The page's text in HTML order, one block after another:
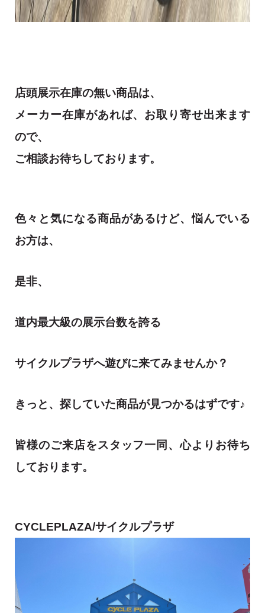
店頭展示在庫の無い商品は、
メーカー在庫があれば、お取り寄せ出来ます
ので、
ご相談お待ちしております。
色々と気になる商品があるけど、悩んでいる
お方は、
是非、
道内最大級の展示台数を誇る
サイクルプラザへ遊びに来てみませんか？
きっと、探していた商品が見つかるはずです♪
皆様のご来店をスタッフ一同、心よりお待ち
しております。
CYCLEPLAZA/サイクルプラザ